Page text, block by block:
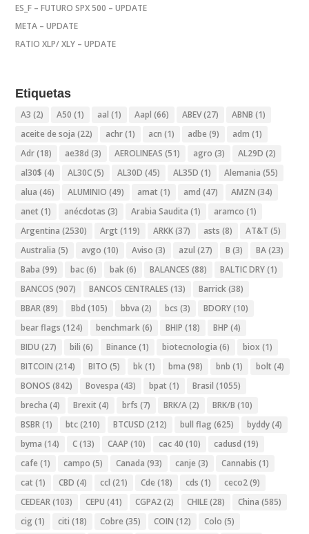
ES_F – FUTURO SPX 500 – UPDATE
META – UPDATE
RATIO XLP/ XLY – UPDATE
Etiquetas
A3 (2) A50 (1) aal (1) Aapl (66) ABEV(27) ABNB (1)
aceite de soja (22) achr(1) acn (1) adbe (9) adm (1)
Adr(18) ae38d (3) AEROLINEAS (51) agro (3) AL29D (2)
al30$ (4) AL30C(5) AL30D (45) AL35D (1) Alemania (55)
alua (46) ALUMINIO (49) amat (1) amd (47) AMZN (34)
anet (1) anécdotas (3) Arabia Saudita (1) aramco (1)
Argentina (2530) Argt (119) ARKK(37) asts (8) AT&T (5)
Australia (5) avgo (10) Aviso (3) azul (27) B (3) BA(23)
Baba (99) bac(6) bak(6) BALANCES (88) BALTIC DRY(1)
BANCOS (907) BANCOS CENTRALES (13) Barrick(38)
BBAR(89) Bbd (105) bbva (2) bcs (3) BDORY(10)
bear flags (124) benchmark(6) BHIP (18) BHP (4)
BIDU (27) bili (6) Binance (1) biotecnologia (6) biox (1)
BITCOIN (214) BITO (5) bk(1) bma (98) bnb (1) bolt (4)
BONOS (842) Bovespa (43) bpat (1) Brasil (1055)
brecha (4) Brexit (4) brfs (7) BRK/A(2) BRK/B (10)
BSBR(1) btc(210) BTCUSD (212) bull flag (625) byddy(4)
byma (14) C(13) CAAP (10) cac 40 (10) cadusd (19)
cafe (1) campo (5) Canada (93) canje (3) Cannabis (1)
cat (1) CBD (4) ccl (21) Cde (18) cds (1) ceco2(9)
CEDEAR(103) CEPU (41) CGPA2(2) CHILE(28) China (585)
cig (1) citi (18) Cobre (35) COIN (12) Colo (5)